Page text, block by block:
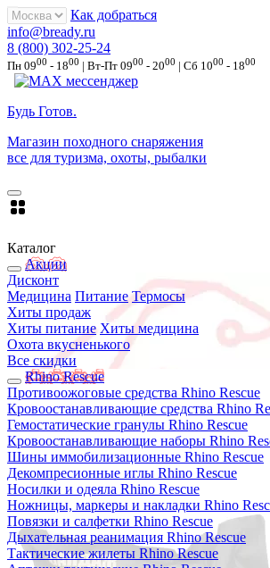
Как добраться
info@bready.ru
8 (800) 302-25-24
Пн 0900 - 1800 | Вт-Пт 0900 - 2000 | Сб 1000 - 1800
Будь Готов.
Магазин походного снаряжения
все для туризма, охоты, рыбалки
Каталог
Акции
Дисконт
Медицина Питание Термосы
Хиты продаж
Хиты питание Хиты медицина
Охота вкусненького
Все скидки
Rhino Rescue
Противоожоговые средства Rhino Rescue
Кровоостанавливающие средства Rhino
Гемостатические гранулы Rhino Rescue
Кровоостанавливающие наборы Rhino
Шины иммобилизационные Rhino Rescue
Декомпресионные иглы Rhino Rescue
Носилки и одеяла Rhino Rescue
Ножницы, маркеры и накладки Rhino
Повязки и салфетки Rhino Rescue
Дыхательная реанимация Rhino Rescue
Тактические жилеты Rhino Rescue